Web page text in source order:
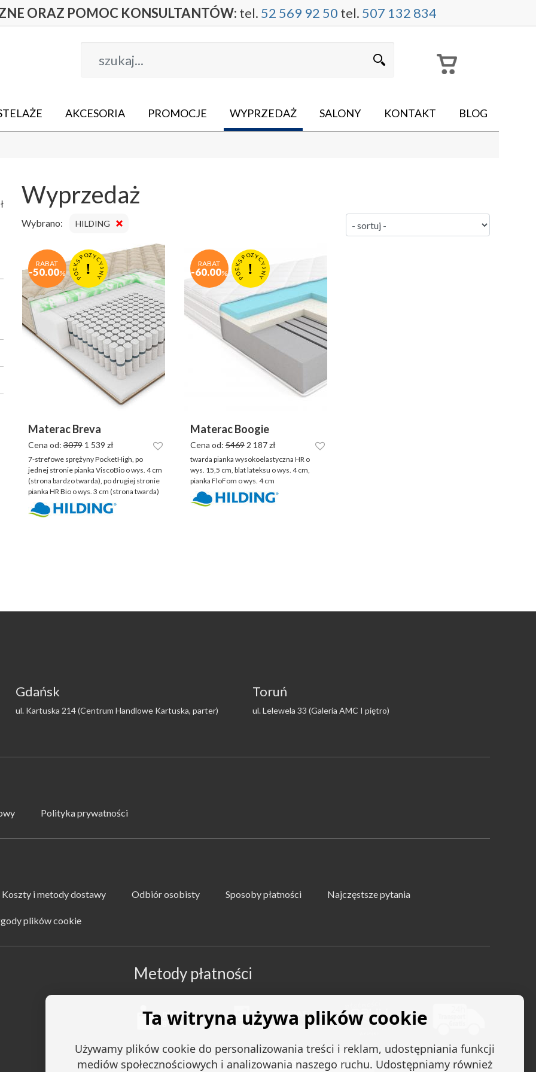
ORAZ POMOC KONSULTANTÓW: tel. 52 569 92 50 tel. 507 132 834
AKCESORIA PROMOCJE WYPRZEDAŻ SALONY KONTAKT BLOG
Wyprzedaż
Wybrano: HILDING
RABAT
-50.00%
ZYC
Y
J
N
Y
P
O
E
K
S
P O
!
Materac Breva
Cena od:30791 539 zł
7-strefowe sprężyny PocketHigh, po
jednej stronie pianka ViscoBio o wys. 4 cm
(strona bardzo twarda), po drugiej stronie
pianka HR Bio o wys. 3 cm (strona twarda)
RABAT
-60.00%
ZYC
Y
J
N
Y
P
O
E
K
S
P O
!
Materac Boogie
Cena od:54692 187 zł
twarda pianka wysokoelastyczna HR o
wys. 15,5 cm, blat lateksu o wys. 4 cm,
pianka FloFom o wys. 4 cm
Gdańsk
ul. Kartuska 214 (Centrum Handlowe Kartuska, parter)
Toruń
ul. Lelewela 33 (Galeria AMC I piętro)
Polityka prywatności
Koszty i metody dostawy Odbiór osobisty Sposoby płatności Najczęstsze pytania
plików cookie
Metody płatności
Ta witryna używa plików cookie
Używamy plików cookie do personalizowania treści i reklam, udostępniania funkcji
mediów społecznościowych i analizowania naszego ruchu. Udostępniamy również